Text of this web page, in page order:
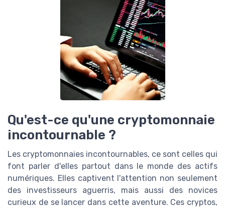
Qu'est-ce qu'une cryptomonnaie
incontournable ?
Les cryptomonnaies incontournables, ce sont celles qui
font parler d'elles partout dans le monde des actifs
numériques. Elles captivent l'attention non seulement
des investisseurs aguerris, mais aussi des novices
curieux de se lancer dans cette aventure. Ces cryptos,